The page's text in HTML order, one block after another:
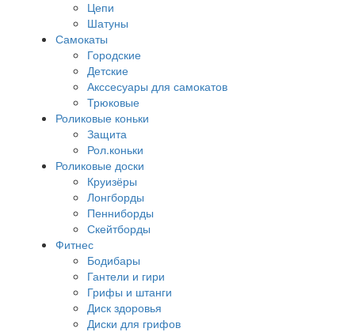
Цепи
Шатуны
Самокаты
Городские
Детские
Акссесуары для самокатов
Трюковые
Роликовые коньки
Защита
Рол.коньки
Роликовые доски
Круизёры
Лонгборды
Пенниборды
Скейтборды
Фитнес
Бодибары
Гантели и гири
Грифы и штанги
Диск здоровья
Диски для грифов